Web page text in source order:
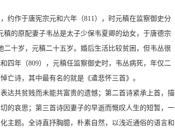
约作于唐宪宗元和六年（811），时元稹在监察御史分
的原配妻子韦丛是太子少保韦夏卿的幼女，于唐德宗
十岁，元稹二十五岁。婚后生活比较贫困，但韦丛很
四年（809），元稹任监察御史时，韦丛病死，年仅二
亡诗，其中最有名的就是《遣悲怀三首》。
达共贫贱而未能共富贵的遗憾；第二首诗紧承上首，描
的哀思；第三首诗因妻子的早逝而慨叹人生的短暂，一
主题。全诗直抒胸臆，朴素自然，以浅近通俗的语言和